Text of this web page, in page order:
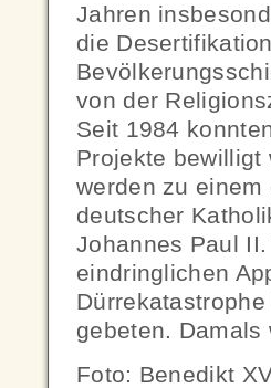
Jahren
die
von der
Seit 1984
Projekte bewilligt
werden zu
deutscher
Johannes Paul
eindringlichen
gebeten.
Foto: Benedikt